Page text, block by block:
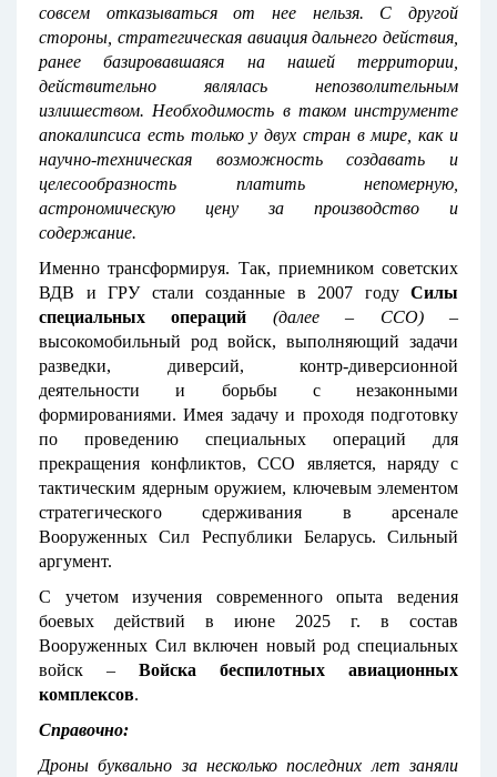
совсем отказываться от нее нельзя. С другой
стороны, стратегическая авиация дальнего действия,
ранее базировавшаяся на нашей территории,
действительно являлась непозволительным
излишеством. Необходимость в таком инструменте
апокалипсиса есть только у двух стран в мире, как и
научно-техническая возможность создавать и
целесообразность платить непомерную,
астрономическую цену за производство и
содержание.
Именно трансформируя. Так, приемником советских
ВДВ и ГРУ стали созданные в 2007 году Силы
специальных операций
(далее – ССО)–
высокомобильный род войск, выполняющий задачи
разведки, диверсий, контр-диверсионной
деятельности и борьбы с незаконными
формированиями. Имея задачу и проходя подготовку
по проведению специальных операций для
прекращения конфликтов, ССО является, наряду с
тактическим ядерным оружием, ключевым элементом
стратегического сдерживания в арсенале
Вооруженных Сил Республики Беларусь. Сильный
аргумент.
С учетом изучения современного опыта ведения
боевых действий в июне 2025 г. в состав
Вооруженных Сил включен новый род специальных
войск – Войска беспилотных авиационных
комплексов.
Справочно:
Дроны буквально за несколько последних лет заняли